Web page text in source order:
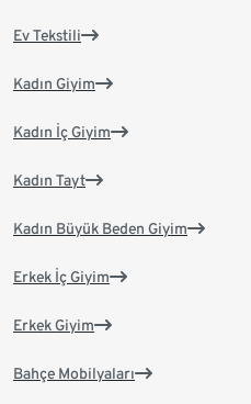
Ev Tekstili
Kadın Giyim
Kadın İç Giyim
Kadın Tayt
Kadın Büyük Beden Giyim
Erkek İç Giyim
Erkek Giyim
Bahçe Mobilyaları